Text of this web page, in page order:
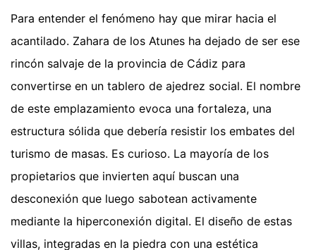
Para entender el fenómeno hay que mirar hacia el
acantilado. Zahara de los Atunes ha dejado de ser ese
rincón salvaje de la provincia de Cádiz para
convertirse en un tablero de ajedrez social. El nombre
de este emplazamiento evoca una fortaleza, una
estructura sólida que debería resistir los embates del
turismo de masas. Es curioso. La mayoría de los
propietarios que invierten aquí buscan una
desconexión que luego sabotean activamente
mediante la hiperconexión digital. El diseño de estas
villas, integradas en la piedra con una estética